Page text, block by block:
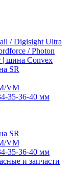
/ Digisight Ultra
/ Photon
| шина Convex
SR
VM
35-36-40 мм
SR
VM
35-36-40 мм
и запчасти